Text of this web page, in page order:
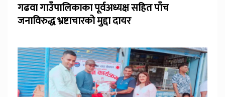
गढवा गाउँपालिकाका पूर्वअध्यक्ष सहित पाँच
जनाविरुद्ध भ्रष्टाचारको मुद्दा दायर